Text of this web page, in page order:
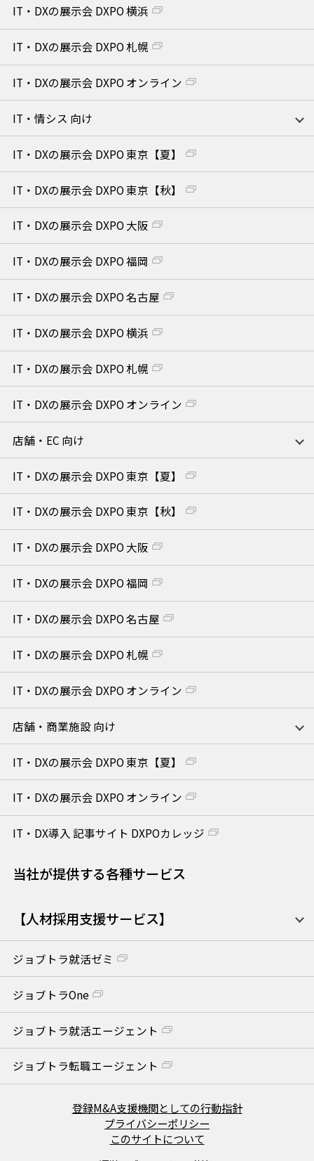
IT・DXの展示会 DXPO 横浜
IT・DXの展示会 DXPO 札幌
IT・DXの展示会 DXPO オンライン
IT・情シス 向け
IT・DXの展示会 DXPO 東京【夏】
IT・DXの展示会 DXPO 東京【秋】
IT・DXの展示会 DXPO 大阪
IT・DXの展示会 DXPO 福岡
IT・DXの展示会 DXPO 名古屋
IT・DXの展示会 DXPO 横浜
IT・DXの展示会 DXPO 札幌
IT・DXの展示会 DXPO オンライン
店舗・EC 向け
IT・DXの展示会 DXPO 東京【夏】
IT・DXの展示会 DXPO 東京【秋】
IT・DXの展示会 DXPO 大阪
IT・DXの展示会 DXPO 福岡
IT・DXの展示会 DXPO 名古屋
IT・DXの展示会 DXPO 札幌
IT・DXの展示会 DXPO オンライン
店舗・商業施設 向け
IT・DXの展示会 DXPO 東京【夏】
IT・DXの展示会 DXPO オンライン
IT・DX導入 記事サイト DXPOカレッジ
当社が提供する各種サービス
【人材採用支援サービス】
ジョブトラ就活ゼミ
ジョブトラOne
ジョブトラ就活エージェント
ジョブトラ転職エージェント
登録M&A支援機関としての行動指針
プライバシーポリシー
このサイトについて